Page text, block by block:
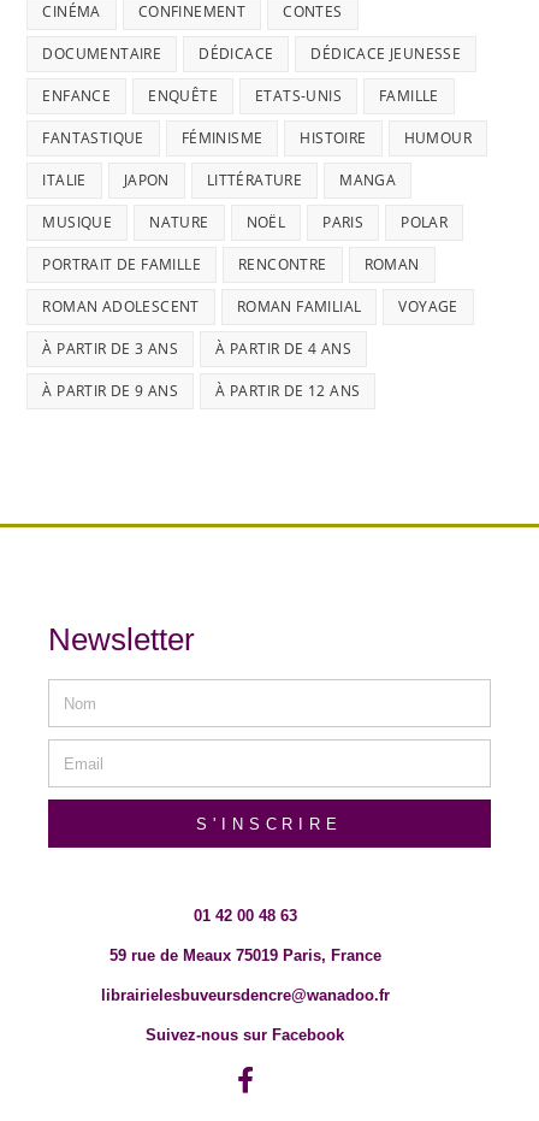
CINÉMA CONFINEMENT CONTES
DOCUMENTAIRE DÉDICACE DÉDICACE JEUNESSE
ENFANCE ENQUÊTE ETATS-UNIS FAMILLE
FANTASTIQUE FÉMINISME HISTOIRE HUMOUR
ITALIE JAPON LITTÉRATURE MANGA
MUSIQUE NATURE NOËL PARIS POLAR
PORTRAIT DE FAMILLE RENCONTRE ROMAN
ROMAN ADOLESCENT ROMAN FAMILIAL VOYAGE
À PARTIR DE 3 ANS À PARTIR DE 4 ANS
À PARTIR DE 9 ANS À PARTIR DE 12 ANS
Newsletter
S'INSCRIRE
01 42 00 48 63
59 rue de Meaux 75019 Paris, France
librairielesbuveursdencre@wanadoo.fr
Suivez-nous sur Facebook